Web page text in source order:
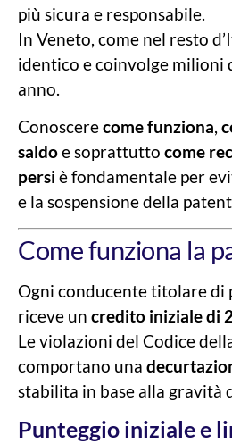
più sicura e responsabile.
In Veneto, come nel resto
identico e coinvolge milioni
anno.
Conoscerecome funziona,
saldoe soprattutto come
persi è fondamentale per
e la sospensione della
Come funziona la
Ogni conducente titolare di
riceve un credito iniziale di
Le violazioni del Codice
comportano una
stabilita in base alla gravità
Punteggio iniziale e